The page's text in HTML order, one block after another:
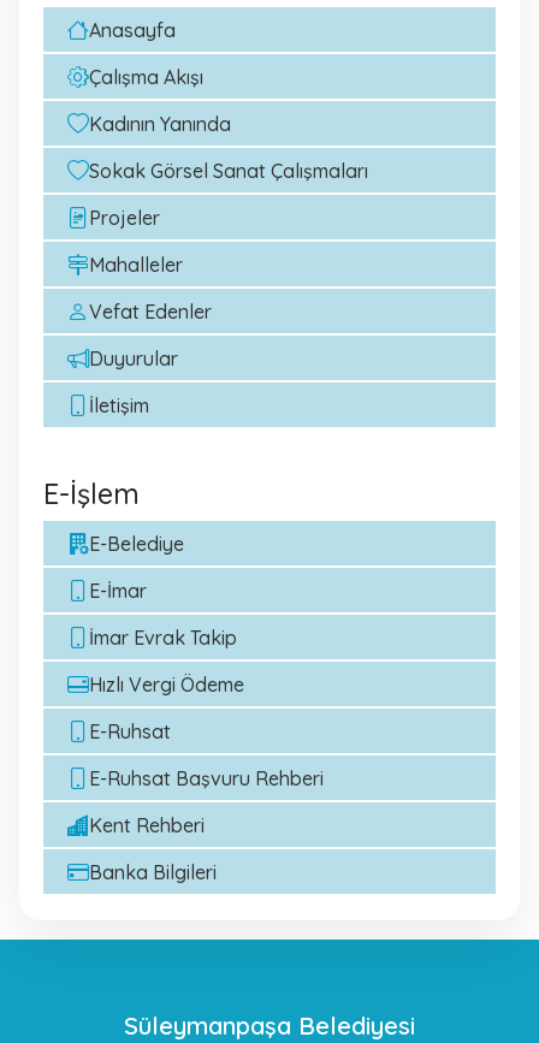
Anasayfa
Çalışma Akışı
Kadının Yanında
Sokak Görsel Sanat Çalışmaları
Projeler
Mahalleler
Vefat Edenler
Duyurular
İletişim
E-İşlem
E-Belediye
E-İmar
İmar Evrak Takip
Hızlı Vergi Ödeme
E-Ruhsat
E-Ruhsat Başvuru Rehberi
Kent Rehberi
Banka Bilgileri
Süleymanpaşa Belediyesi